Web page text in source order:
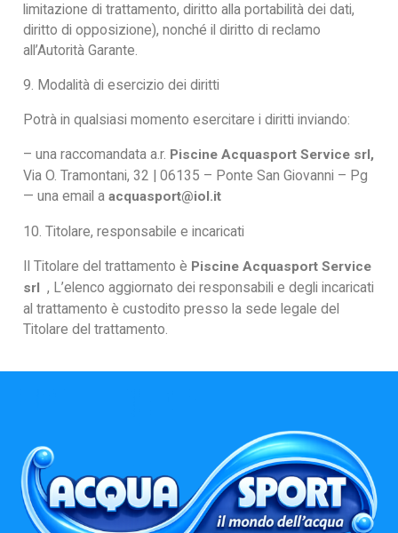
limitazione di trattamento, diritto alla portabilità dei dati,
diritto di opposizione), nonché il diritto di reclamo
all’Autorità Garante.
9. Modalità di esercizio dei diritti
Potrà in qualsiasi momento esercitare i diritti inviando:
– una raccomandata a.r. Piscine Acquasport Service srl,
Via O. Tramontani, 32 | 06135 – Ponte San Giovanni – Pg
— una email a acquasport@iol.it
10. Titolare, responsabile e incaricati
Il Titolare del trattamento è Piscine Acquasport Service
srl , L’elenco aggiornato dei responsabili e degli incaricati
al trattamento è custodito presso la sede legale del
Titolare del trattamento.